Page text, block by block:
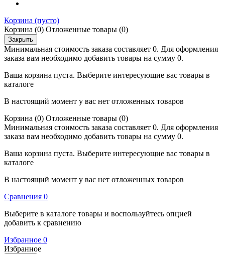
Корзина (пусто)
Корзина (0) Отложенные товары (0)
Закрыть
Минимальная стоимость заказа составляет 0. Для оформления
заказа вам необходимо добавить товары на сумму 0.
Ваша корзина пуста. Выберите интересующие вас товары в
каталоге
В настоящий момент у вас нет отложенных товаров
Корзина (0) Отложенные товары (0)
Минимальная стоимость заказа составляет 0. Для оформления
заказа вам необходимо добавить товары на сумму 0.
Ваша корзина пуста. Выберите интересующие вас товары в
каталоге
В настоящий момент у вас нет отложенных товаров
Cравнения 0
Выберите в каталоге товары и воспользуйтесь опцией
добавить к сравнению
Избранное 0
Избранное